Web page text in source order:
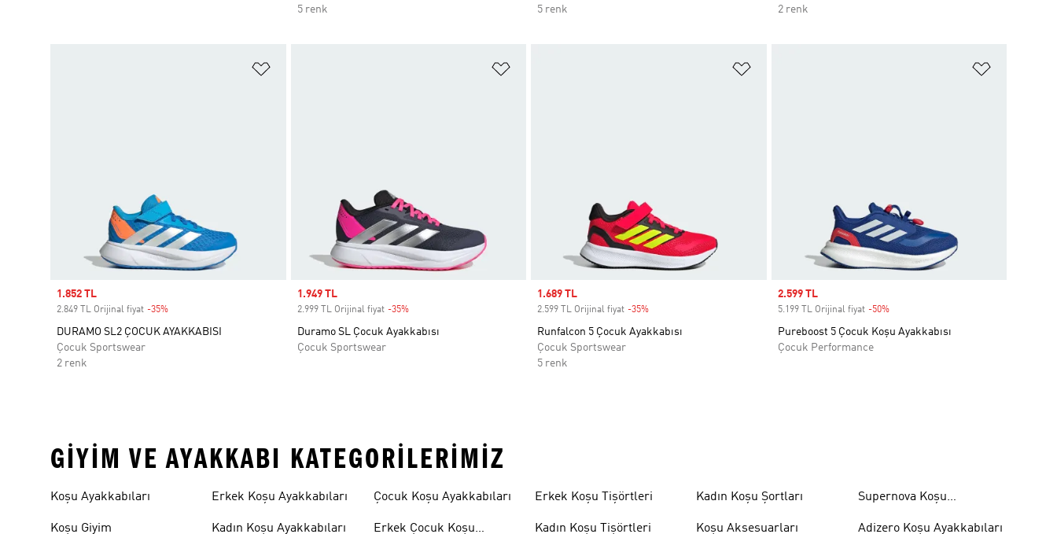
5 renk
5 renk
2 renk
Sale price
1.852 TL
2.849 TL Orijinal fiyat -35%
DURAMO SL2 ÇOCUK AYAKKABISI
Çocuk Sportswear
2 renk
Sale price
1.949 TL
2.999 TL Orijinal fiyat -35%Discount
Duramo SL Çocuk Ayakkabısı
Çocuk Sportswear
Sale price
1.689 TL
2.599 TL Orijinal fiyat -35%
Runfalcon 5 Çocuk Ayakkabısı
Çocuk Sportswear
5 renk
Sale price
2.599 TL
5.199 TL Orijinal fiyat -50%Discount
Pureboost 5 Çocuk Koşu Ayakkabısı
Çocuk Performance
GIYIM VE AYAKKABI KATEGORILERIMIZ
Koşu Ayakkabıları
Koşu Giyim
Erkek Koşu Ayakkabıları
Kadın Koşu Ayakkabıları
Çocuk Koşu Ayakkabıları
Erkek Çocuk Koşu
Erkek Koşu Tişörtleri
Kadın Koşu Tişörtleri
Kadın Koşu Şortları
Koşu Aksesuarları
Supernova Koşu
Adizero Koşu Ayakkabıları